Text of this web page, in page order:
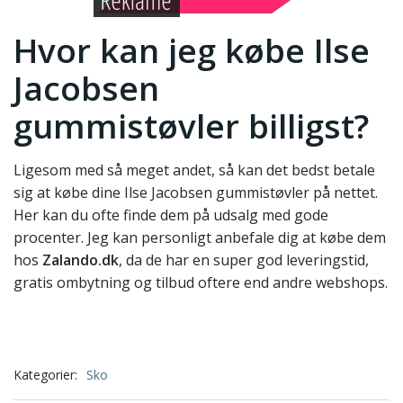
Hvor kan jeg købe Ilse
Jacobsen
gummistøvler billigst?
Ligesom med så meget andet, så kan det bedst betale
sig at købe dine Ilse Jacobsen gummistøvler på nettet.
Her kan du ofte finde dem på udsalg med gode
procenter. Jeg kan personligt anbefale dig at købe dem
hos Zalando.dk, da de har en super god leveringstid,
gratis ombytning og tilbud oftere end andre webshops.
Kategorier: Sko